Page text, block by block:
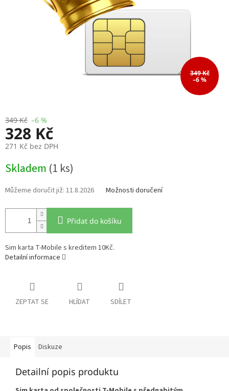
349 Kč
–6 %
349 Kč –6 %
328 Kč
271 Kč bez DPH
cena:
Skladem (1 ks)
11.8.2026 Možnosti doručení
Přidat do košíku
Sim karta T-Mobile s kreditem 10Kč.
Detailní informace
ZEPTAT SE HLÍDAT SDÍLET
Popis Diskuze
Detailní popis produktu